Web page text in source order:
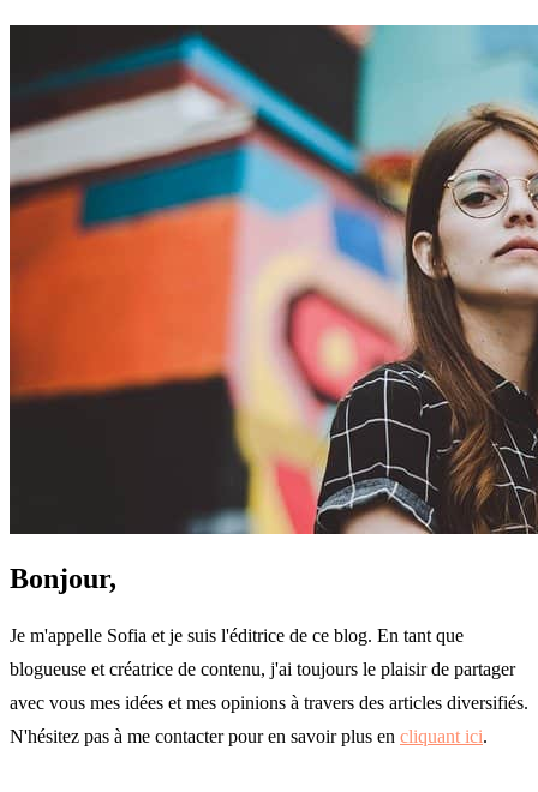
Bonjour,
Je m'appelle Sofia et je suis l'éditrice de ce blog. En tant que
blogueuse et créatrice de contenu, j'ai toujours le plaisir de partager
avec vous mes idées et mes opinions à travers des articles diversifiés.
N'hésitez pas à me contacter pour en savoir plus en cliquant ici.